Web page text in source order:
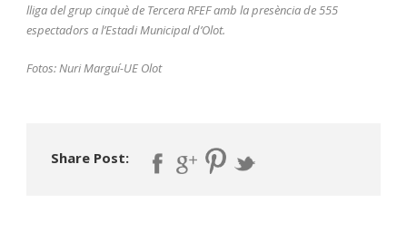
lliga del grup cinquè de Tercera RFEF amb la presència de 555
espectadors a l’Estadi Municipal d’Olot.
Fotos: Nuri Marguí-UE Olot
Share Post: